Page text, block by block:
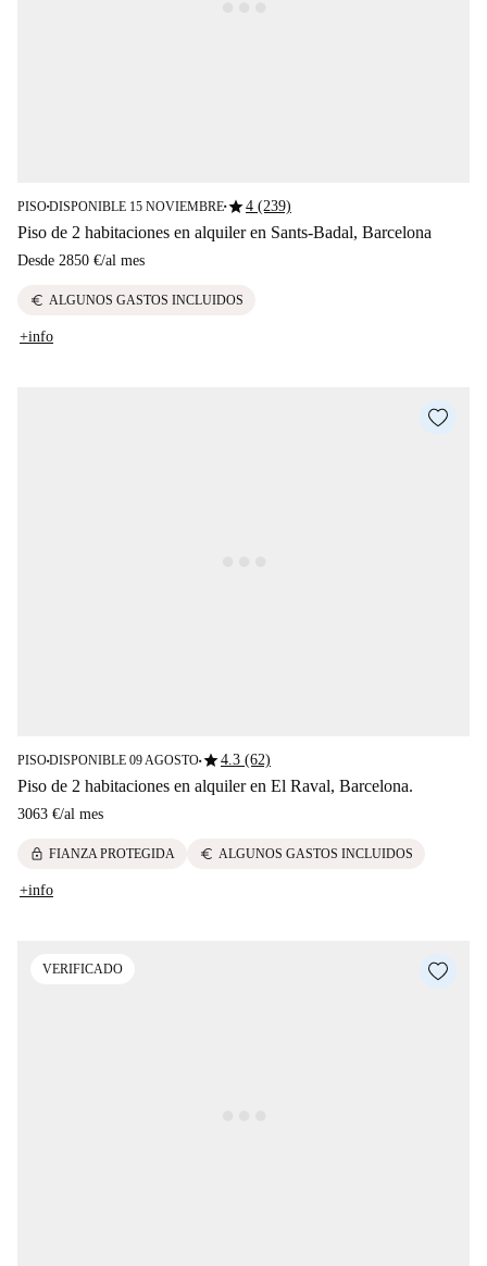
PISO■DISPONIBLE 15 NOVIEMBRE■star4 (239)
Piso de 2 habitaciones en alquiler en Sants-Badal, Barcelona
Desde 2850 €/al mes
euro ALGUNOS GASTOS INCLUIDOS
+info
PISO■DISPONIBLE 09 AGOSTO■star4.3 (62)
Piso de 2 habitaciones en alquiler en El Raval, Barcelona.
3063 €/al mes
lock FIANZA PROTEGIDA euro ALGUNOS GASTOS INCLUIDOS
+info
VERIFICADO